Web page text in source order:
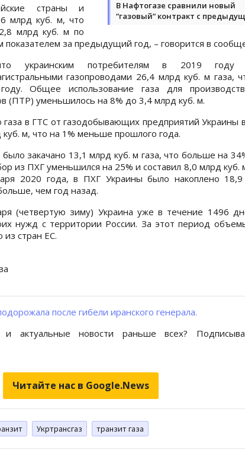
В Нафтогазе сравнили новый
“газовый“ контракт с
страны и
млрд куб. м, что
млрд куб. м по
показателем за предыдущий год, – говорится в
украинским потребителям в 2019 году
газопроводами 26,4 млрд куб. м газа,
Общее использование газа для
(ПТР) уменьшилось на 8% до 3,4 млрд куб. м.
газа в ГТС от газодобывающих предприятий Украины
куб. м, что на 1% меньше прошлого года.
закачано 13,1 млрд куб. м газа, что больше на
из ПХГ уменьшился на 25% и составил 8,0 млрд куб.
2020 года, в ПХГ Украины было накоплено
чем год назад.
(четвертую зиму) Украина уже в течение 1496
нужд с территории России. За этот период
из стран ЕС.
после гибели иранского генерала.
актуальные новости раньше всех?
Читайте нас в Google.News
Укртрансгаз транзит газа